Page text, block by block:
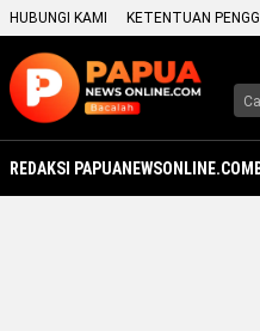
HUBUNGI KAMI KETENTUAN
REDAKSI PAPUANEWSONLINE.COM